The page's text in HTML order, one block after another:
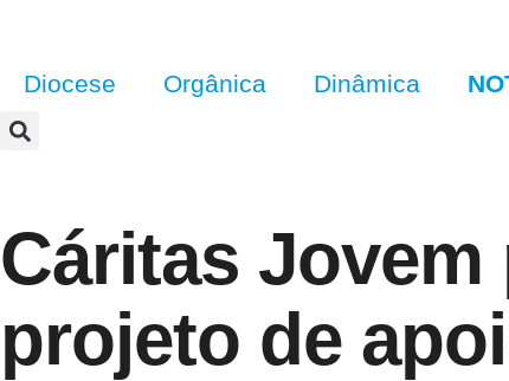
Diocese Orgânica Dinâmica
Cáritas
projeto de